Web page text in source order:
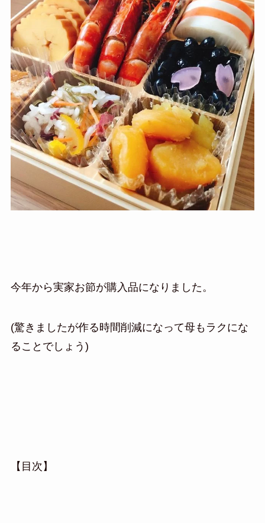
今年から実家お節が購入品になりました。
(驚きましたが作る時間削減になって母もラクにな
ることでしょう)
【目次】